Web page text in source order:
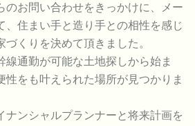
のお問い合わせをきっかけに、メー
、住まい手と造り手との相性を感じ
くりを決めて頂きました。
線通勤が可能な土地探しから始ま
性をも叶えられた場所が見つかりま
ナンシャルプランナーと将来計画を